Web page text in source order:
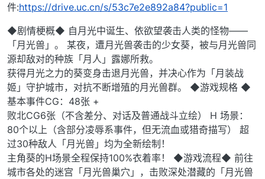
件:https://drive.uc.cn/s/53c7e2e892a84?public=1
◆剧情梗概◆ 自月光中诞生、依欲望袭击人类的怪物——
「月光兽」。 某夜，遭月光兽袭击的少女葵，被与月光兽同
源却敌对的种族「月人」露娜所救。
获得月光之力的葵变身击退月光兽，并决心作为「月装战
姬」守护城市，对抗不断增殖的月光兽群。 ◆游戏规格 ◆
基本事件CG：48张 +
败北CG6张（不含差分、对话及普通战斗立绘） H 场景：
80个以上（含部分凌辱系事件，但无流血或猎奇描写） 超
过30种敌人「月光兽」均为全新绘制！
主角葵的H场景全程保持100%衣着率！ ◆游戏流程◆ 前往
城市各处的迷宫「月光兽巢穴」，击败深处潜藏的「月光兽